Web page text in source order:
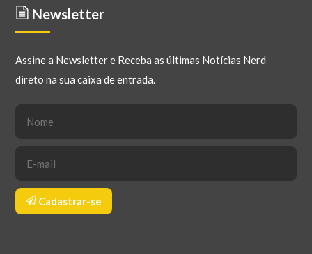
Newsletter
Assine a Newsletter e Receba as últimas Notícias Nerd
direto na sua caixa de entrada.
Cadastrar-se